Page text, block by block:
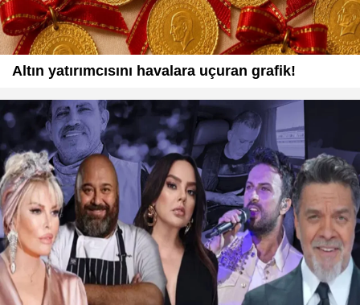
Altın yatırımcısını havalara uçuran grafik!